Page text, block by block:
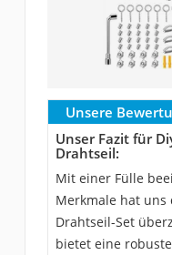
Unsere
Unser Fazit für
Drahtseil:
Mit einer Fülle
Merkmale hat uns
Drahtseil-Set
bietet eine